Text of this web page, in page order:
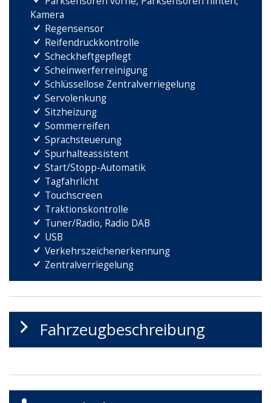
Kamera
Regensensor
Reifendruckkontrolle
Scheckheftgepflegt
Scheinwerferreinigung
Schlüssellose Zentralverriegelung
Servolenkung
Sitzheizung
Sommerreifen
Sprachsteuerung
Spurhalteassistent
Start/Stopp-Automatik
Tagfahrlicht
Touchscreen
Traktionskontrolle
Tuner/Radio, Radio DAB
USB
Verkehrszeichenerkennung
Zentralverriegelung
Fahrzeugbeschreibung